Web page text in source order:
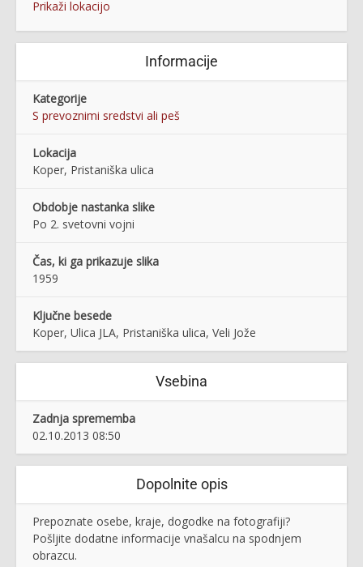
Prikaži lokacijo
Informacije
Kategorije
S prevoznimi sredstvi ali peš
Lokacija
Koper, Pristaniška ulica
Obdobje nastanka slike
Po 2. svetovni vojni
Čas, ki ga prikazuje slika
1959
Ključne besede
Koper, Ulica JLA, Pristaniška ulica, Veli Jože
Vsebina
Zadnja sprememba
02.10.2013 08:50
Dopolnite opis
Prepoznate osebe, kraje, dogodke na fotografiji?
Pošljite dodatne informacije vnašalcu na spodnjem
obrazcu.